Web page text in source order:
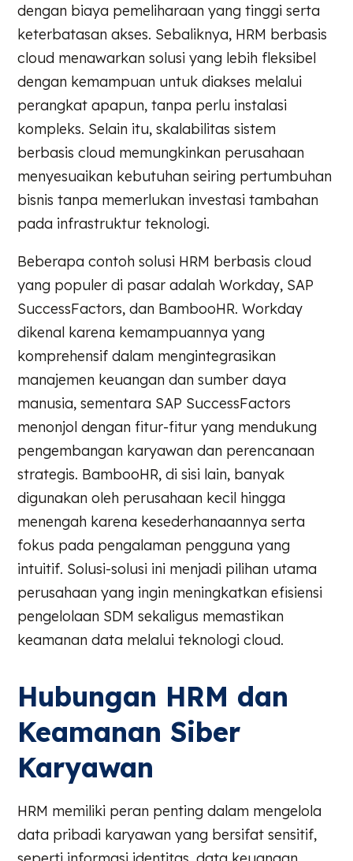
dengan biaya pemeliharaan yang tinggi serta
keterbatasan akses. Sebaliknya, HRM berbasis
cloud menawarkan solusi yang lebih fleksibel
dengan kemampuan untuk diakses melalui
perangkat apapun, tanpa perlu instalasi
kompleks. Selain itu, skalabilitas sistem
berbasis cloud memungkinkan perusahaan
menyesuaikan kebutuhan seiring pertumbuhan
bisnis tanpa memerlukan investasi tambahan
pada infrastruktur teknologi.
Beberapa contoh solusi HRM berbasis cloud
yang populer di pasar adalah Workday, SAP
SuccessFactors, dan BambooHR. Workday
dikenal karena kemampuannya yang
komprehensif dalam mengintegrasikan
manajemen keuangan dan sumber daya
manusia, sementara SAP SuccessFactors
menonjol dengan fitur-fitur yang mendukung
pengembangan karyawan dan perencanaan
strategis. BambooHR, di sisi lain, banyak
digunakan oleh perusahaan kecil hingga
menengah karena kesederhanaannya serta
fokus pada pengalaman pengguna yang
intuitif. Solusi-solusi ini menjadi pilihan utama
perusahaan yang ingin meningkatkan efisiensi
pengelolaan SDM sekaligus memastikan
keamanan data melalui teknologi cloud.
Hubungan HRM dan
Keamanan Siber
Karyawan
HRM memiliki peran penting dalam mengelola
data pribadi karyawan yang bersifat sensitif,